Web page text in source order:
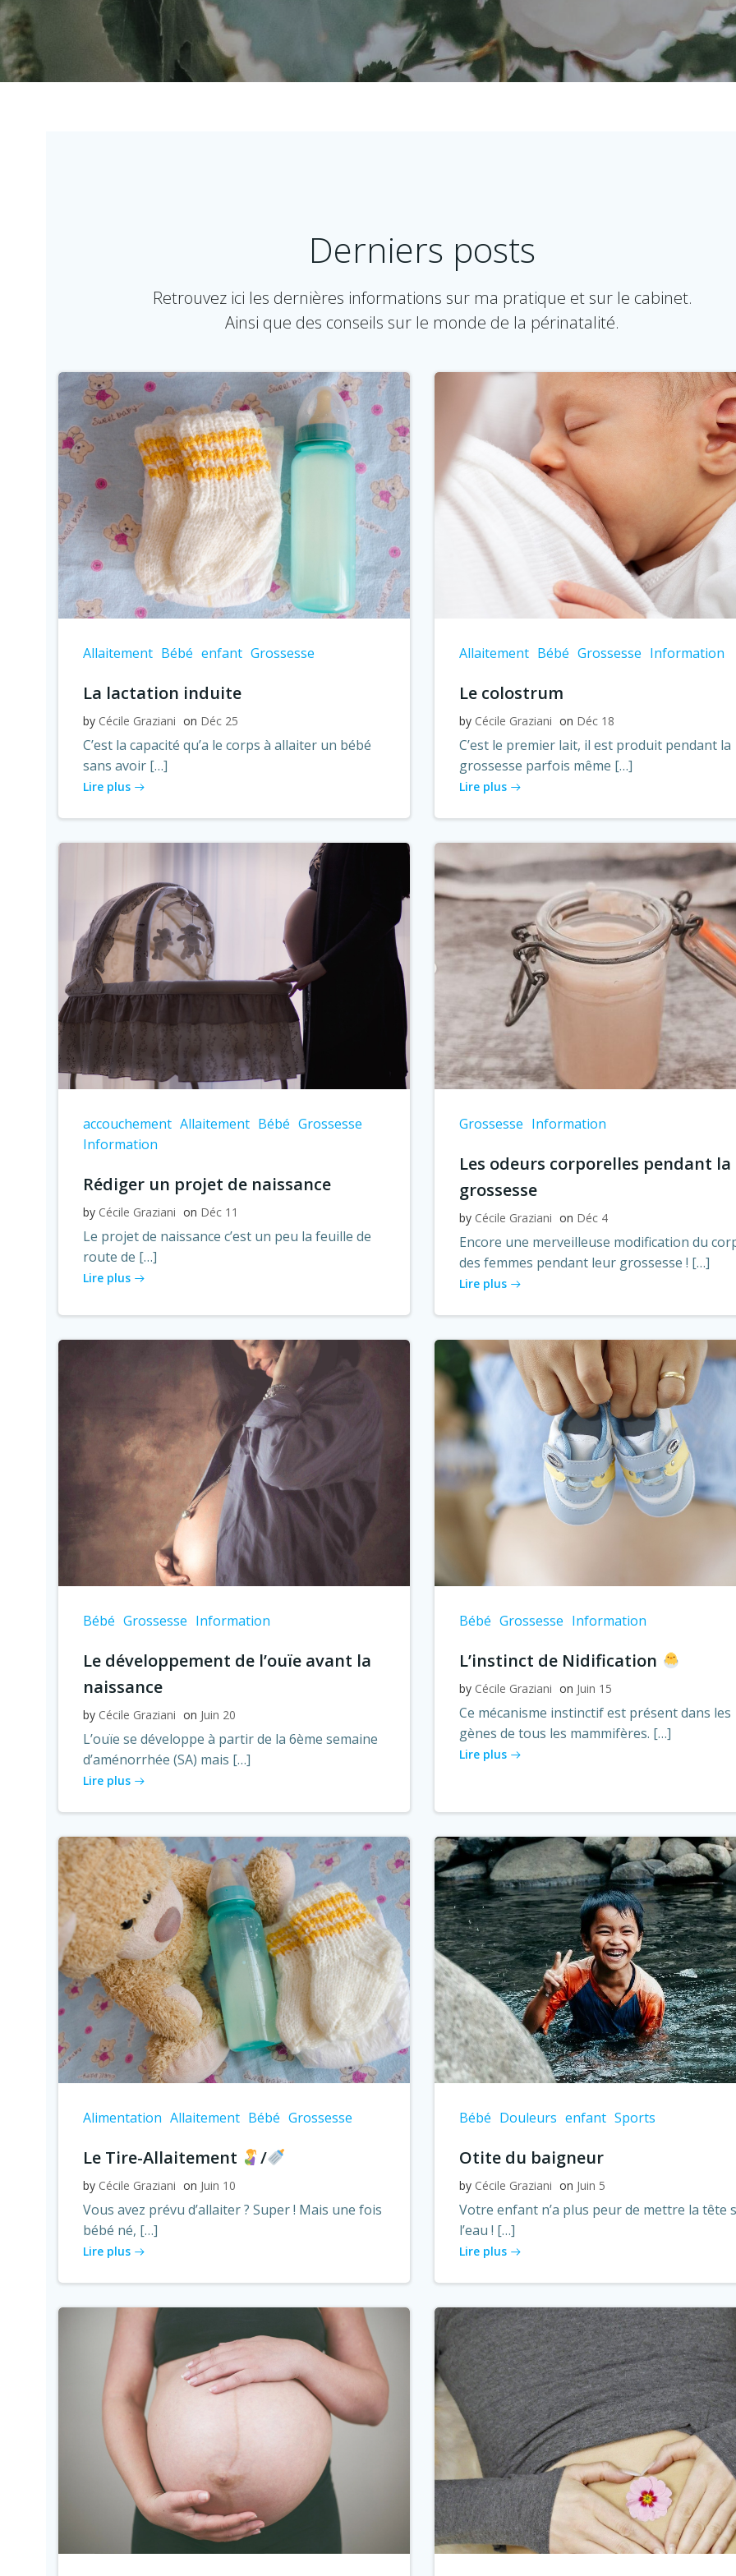
Derniers posts
Retrouvez ici les dernières informations sur ma pratique et sur le cabinet.
Ainsi que des conseils sur le monde de la périnatalité.
Allaitement Bébé enfant Grossesse
La lactation induite
by Cécile Graziani on Déc 25
C’est la capacité qu’a le corps à allaiter un bébé
sans avoir […]
Lire plus
Allaitement Bébé Grossesse Information
Le colostrum
by Cécile Graziani on Déc 18
C’est le premier lait, il est produit pendant la
grossesse parfois même […]
Lire plus
accouchement Allaitement Bébé Grossesse
Information
Rédiger un projet de naissance
by Cécile Graziani on Déc 11
Le projet de naissance c’est un peu la feuille de
route de […]
Lire plus
Grossesse Information
Les odeurs corporelles pendant la
grossesse
by Cécile Graziani on Déc 4
Encore une merveilleuse modification du
des femmes pendant leur grossesse ! […]
Lire plus
Bébé Grossesse Information
Le développement de l’ouïe avant la
naissance
by Cécile Graziani on Juin 20
L’ouïe se développe à partir de la 6ème semaine
d’aménorrhée (SA) mais […]
Lire plus
Bébé Grossesse Information
L’instinct de Nidification
by Cécile Graziani on Juin 15
Ce mécanisme instinctif est présent dans les
gènes de tous les mammifères. […]
Lire plus
Alimentation Allaitement Bébé Grossesse
Le Tire-Allaitement /
by Cécile Graziani on Juin 10
Vous avez prévu d’allaiter ? Super ! Mais une fois
bébé né, […]
Lire plus
Bébé Douleurs enfant Sports
Otite du baigneur
by Cécile Graziani on Juin 5
Votre enfant n’a plus peur de mettre la tête
l’eau ! […]
Lire plus